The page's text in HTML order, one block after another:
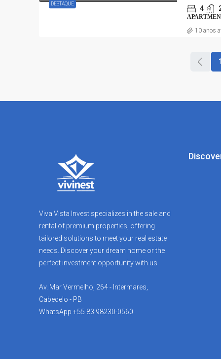
DESTAQUE
4
10 anos
1
Viva Vista Invest specializes in the sale and
rental of premium properties, offering
tailored solutions to meet your real estate
needs. Discover your dream home or the
perfect investment opportunity with us.
Av. Mar Vermelho, 264 - Intermares,
Cabedelo - PB
WhatsApp +55 83 98230-0560